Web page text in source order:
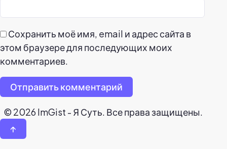
Сохранить моё имя, email и адрес сайта в
этом браузере для последующих моих
комментариев.
Отправить комментарий
© 2026 ImGist - Я Суть. Все права защищены.
↑